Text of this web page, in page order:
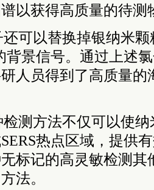
以获得高质量的待测
还可以替换掉银纳米
背景信号。通过上述
人员得到了高质量的
测方法不仅可以使
热点区域，提供
标记的高灵敏检测其
法。